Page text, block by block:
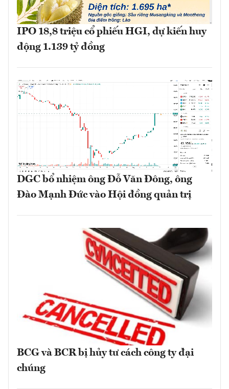
IPO 18,8 triệu cổ phiếu HGI, dự kiến huy
động 1.139 tỷ đồng
DGC bổ nhiệm ông Đỗ Văn Đông, ông
Đào Mạnh Đức vào Hội đồng quản trị
BCG và BCR bị hủy tư cách công ty đại
chúng